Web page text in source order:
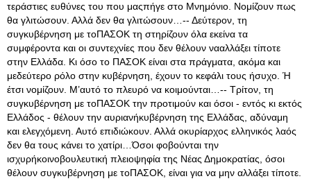
τεράστιες ευθύνες του που μαςπήγε στο Μνημόνιο. Νομίζουν πως
θα γλιτώσουν. Αλλά δεν θα γλιτώσουν…-- Δεύτερον, τη
συγκυβέρνηση με τοΠΑΣΟΚ τη στηρίζουν όλα εκείνα τα
συμφέροντα και οι συντεχνίες που δεν θέλουν νααλλάξει τίποτε
στην Ελλάδα. Κι όσο το ΠΑΣΟΚ είναι στα πράγματα, ακόμα και
μεδεύτερο ρόλο στην κυβέρνηση, έχουν το κεφάλι τους ήσυχο. Ή
έτσι νομίζουν. Μ’αυτό το πλευρό να κοιμούνται…-- Τρίτον, τη
συγκυβέρνηση με τοΠΑΣΟΚ την προτιμούν και όσοι - εντός κι εκτός
Ελλάδος - θέλουν την αυριανήκυβέρνηση της Ελλάδας, αδύναμη
και ελεγχόμενη. Αυτό επιδιώκουν. Αλλά οκυρίαρχος ελληνικός λαός
δεν θα τους κάνει το χατίρι…Όσοι φοβούνται την
ισχυρήκοινοβουλευτική πλειοψηφία της Νέας Δημοκρατίας, όσοι
θέλουν συγκυβέρνηση με τοΠΑΣΟΚ, είναι για να μην αλλάξει τίποτε.